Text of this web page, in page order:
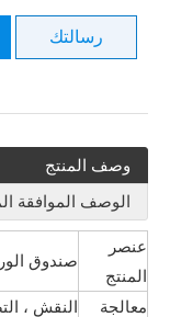
رسالتك
وصف المنتج
الوصف الموافقة
عنصر
المنتج
صندوق
معالجة
النقش ،